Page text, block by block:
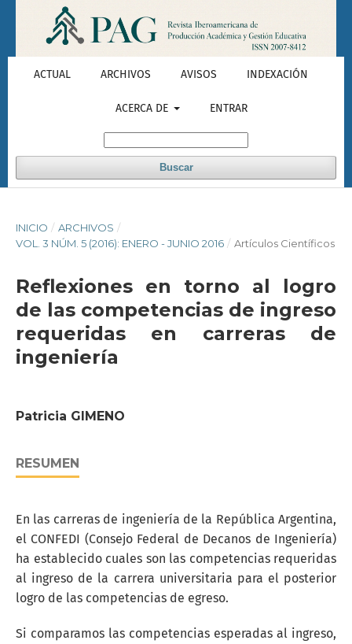
ACTUAL ARCHIVOS AVISOS INDEXACIÓN
ACERCA DE ENTRAR
Buscar
INICIO / ARCHIVOS /
VOL. 3 NÚM. 5 (2016): ENERO - JUNIO 2016 / Artículos Científicos
Reflexiones en torno al logro
de las competencias de ingreso
requeridas en carreras de
ingeniería
Patricia GIMENO
RESUMEN
En las carreras de ingeniería de la República Argentina,
el CONFEDI (Consejo Federal de Decanos de Ingeniería)
ha establecido cuales son las competencias requeridas
al ingreso de la carrera universitaria para el posterior
logro de las competencias de egreso.
Si comparamos las competencias esperadas al ingreso,